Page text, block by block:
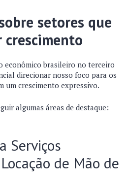
setores que
crescimento
econômico brasileiro no terceiro
direcionar nosso foco para os
um crescimento expressivo.
algumas áreas de destaque:
Serviços
de Mão de